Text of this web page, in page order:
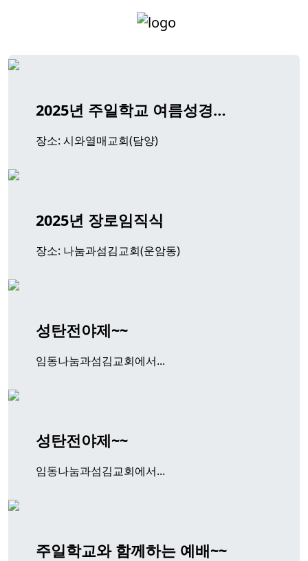
2025년 주일학교 여름성경…
장소: 시와열매교회(담양)
2025년 장로임직식
장소: 나눔과섬김교회(운암동)
성탄전야제~~
임동나눔과섬김교회에서...
성탄전야제~~
임동나눔과섬김교회에서...
주일학교와 함께하는 예배~~